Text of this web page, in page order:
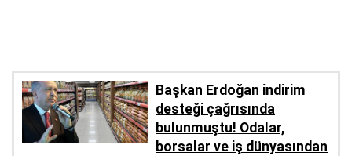
Başkan Erdoğan indirim
desteği çağrısında
bulunmuştu! Odalar,
borsalar ve iş dünyasından